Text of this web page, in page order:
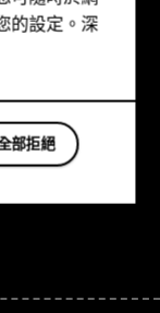
的設定。深
部拒絕